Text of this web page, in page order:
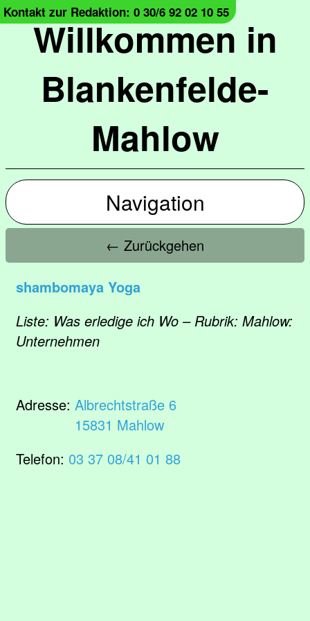
Willkommen in
Blankenfelde-
Mahlow
Kontakt zur Redaktion: 0 30/6 92 02 10 55
Navigation
← Zurückgehen
shambomaya Yoga
Liste: Was erledige ich Wo – Rubrik: Mahlow:
Unternehmen
Adresse: Albrechtstraße 6
15831 Mahlow
Telefon: 03 37 08/41 01 88